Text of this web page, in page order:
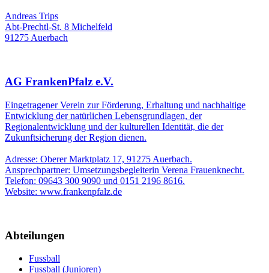
Andreas Trips
Abt-Prechtl-St. 8 Michelfeld
91275 Auerbach
AG FrankenPfalz e.V.
Eingetragener Verein zur Förderung, Erhaltung und nachhaltige
Entwicklung der natürlichen Lebensgrundlagen, der
Regionalentwicklung und der kulturellen Identität, die der
Zukunftsicherung der Region dienen.
Adresse: Oberer Marktplatz 17, 91275 Auerbach.
Ansprechpartner: Umsetzungsbegleiterin Verena Frauenknecht.
Telefon: 09643 300 9090 und 0151 2196 8616.
Website: www.frankenpfalz.de
Abteilungen
Fussball
Fussball (Junioren)